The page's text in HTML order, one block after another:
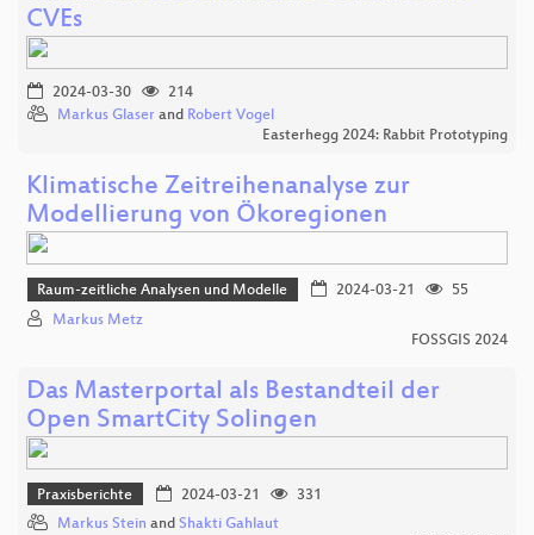
CVEs
2024-03-30
214
Markus Glaser and Robert Vogel
Easterhegg 2024: Rabbit Prototyping
Klimatische Zeitreihenanalyse zur
Modellierung von Ökoregionen
Raum-zeitliche Analysen und Modelle 2024-03-21
55
Markus Metz
FOSSGIS 2024
Das Masterportal als Bestandteil der
Open SmartCity Solingen
Praxisberichte 2024-03-21
331
Markus Stein and Shakti Gahlaut